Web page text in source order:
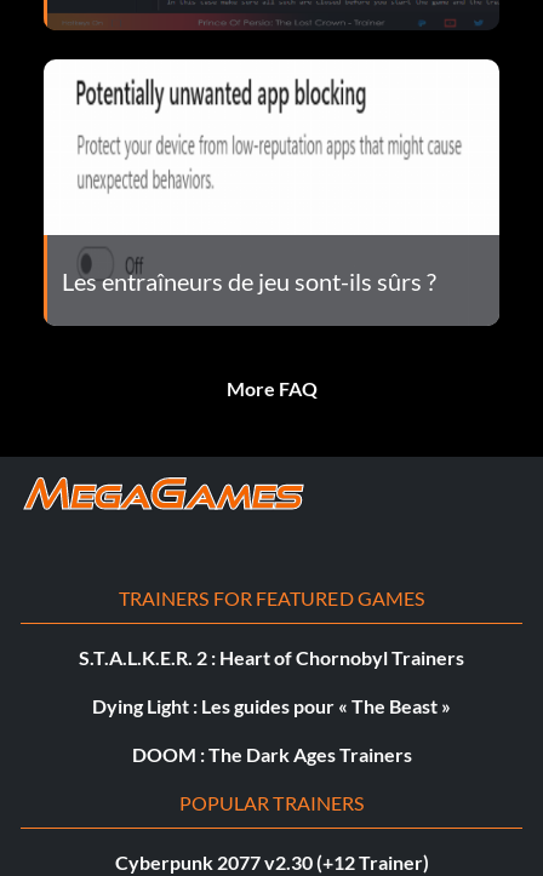
Les entraîneurs de jeu sont-ils sûrs ?
More FAQ
TRAINERS FOR FEATURED GAMES
S.T.A.L.K.E.R. 2 : Heart of Chornobyl Trainers
Dying Light : Les guides pour « The Beast »
DOOM : The Dark Ages Trainers
POPULAR TRAINERS
Cyberpunk 2077 v2.30 (+12 Trainer)